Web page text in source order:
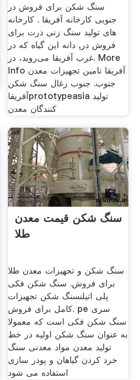
سنگ شکن برای فروش در
جنوبی کارخانه آفریقا . کارخانه
های تولید سنگ زنی ذرت برای
فروش در, دانه این گیاه که در
غرب آفریقا می‌روید، در. More
Info آفریقا تامین تجهیزات معدن
جنوب. جنوب زغال سنگ شکن
آفریقاprototypeasia تولید
کنندگان معدن
سنگ شکن قیمت معدن
طلا
سنگ شکن و تجهیزات معدن طلا
برای فروش. سنگ شکن فکی
پلی اتیلنسنگ شکن تجهیزات
کامل برای فروش. pe سری
سنگ شکن فکی است که معمولا
به عنوان سنگ شکن اولیه در خط
تولید معدن مواد معدنی سنگ
خرد کردن گیاهان و پودر سازی
استفاده می شود